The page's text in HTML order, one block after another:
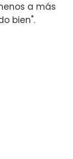
a más
bien".